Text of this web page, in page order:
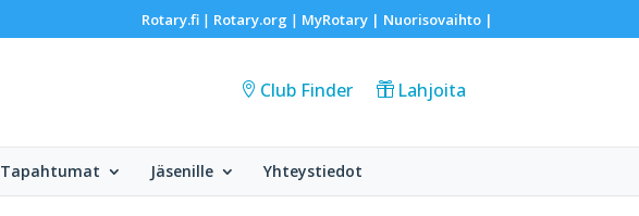
Rotary.fi| Rotary.org | MyRotary | Nuorisovaihto|
Club Finder Lahjoita
Tapahtumat Jäsenille Yhteystiedot